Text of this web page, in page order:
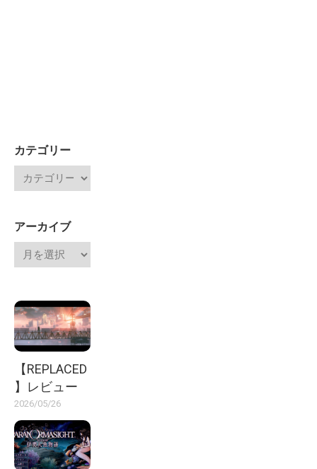
カテゴリー
アーカイブ
【REPLACED
】レビュー
2026/05/26